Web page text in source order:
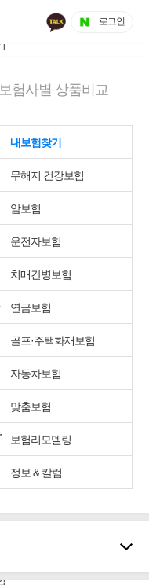
로그인
보험사별 상품비교
내보험찾기
무해지 건강보험
암보험
운전자보험
치매간병보험
연금보험
골프·주택화재보험
자동차보험
맞춤보험
보험리모델링
정보 & 칼럼
난대비
테크!